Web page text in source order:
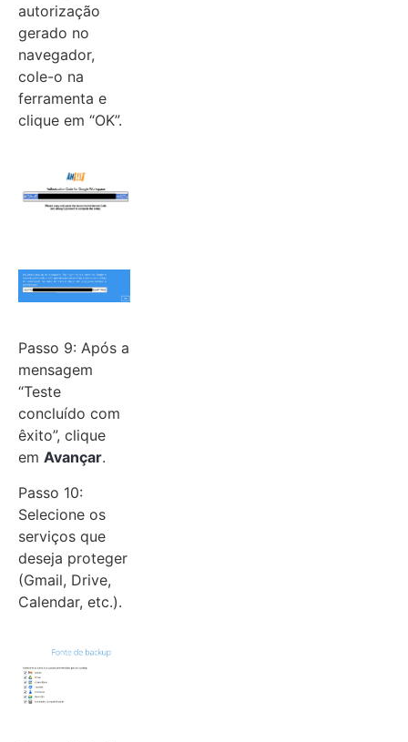
autorização
gerado no
navegador,
cole-o na
ferramenta e
clique em “OK”.
Passo 9: Após a
mensagem
“Teste
concluído com
êxito”, clique
em Avançar.
Passo 10:
Selecione os
serviços que
deseja proteger
(Gmail, Drive,
Calendar, etc.).